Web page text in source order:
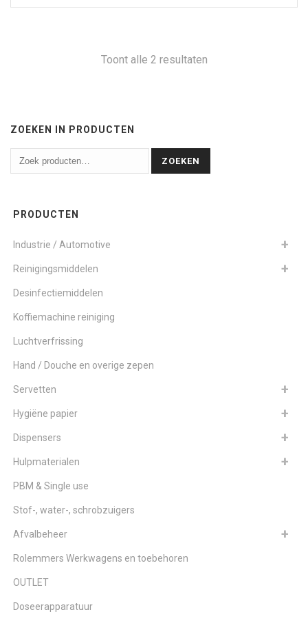
Toont alle 2 resultaten
ZOEKEN IN PRODUCTEN
ZOEKEN
PRODUCTEN
Industrie / Automotive
Reinigingsmiddelen
Desinfectiemiddelen
Koffiemachine reiniging
Luchtverfrissing
Hand / Douche en overige zepen
Servetten
Hygiëne papier
Dispensers
Hulpmaterialen
PBM & Single use
Stof-, water-, schrobzuigers
Afvalbeheer
Rolemmers Werkwagens en toebehoren
OUTLET
Doseerapparatuur